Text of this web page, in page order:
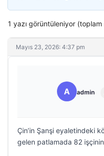
1 yazı görüntüleniyor (toplam
Mayıs 23, 2026: 4:37 pm
A admin
Çin’in Şanşi eyaletindeki
gelen patlamada 82